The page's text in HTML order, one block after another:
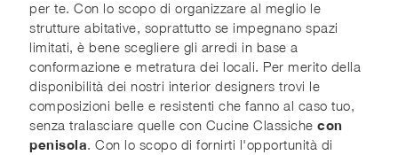
per te. Con lo scopo di organizzare al meglio le
strutture abitative, soprattutto se impegnano spazi
limitati, è bene scegliere gli arredi in base a
conformazione e metratura dei locali. Per merito della
disponibilità dei nostri interior designers trovi le
composizioni belle e resistenti che fanno al caso tuo,
senza tralasciare quelle con Cucine Classichecon
penisola. Con lo scopo di fornirti l'opportunità di